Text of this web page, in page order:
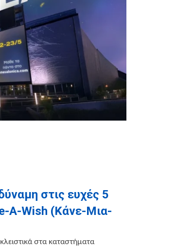
στις ευχές 5
A-Wish (Κάνε-Μια-
στα καταστήματα